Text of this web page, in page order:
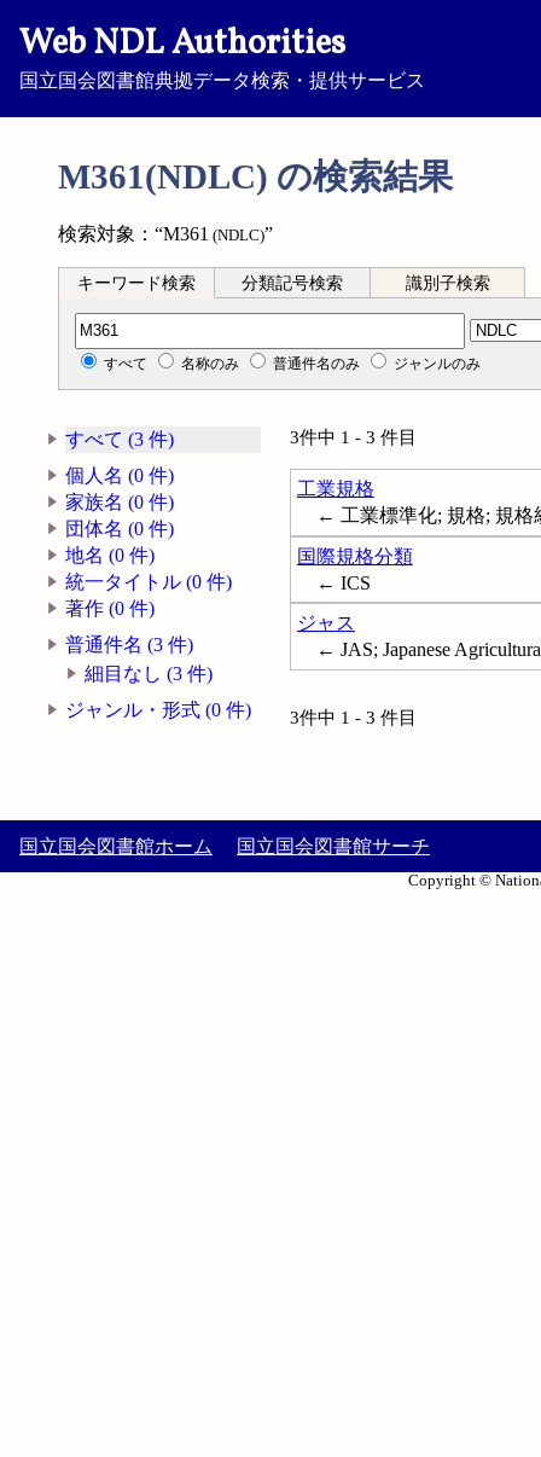
Web NDL Authorities
国立国会図書館典拠データ検索・提供サービス
M361(NDLC) の検索結果
検索対象：“M361 (NDLC)”
キーワード検索 分類記号検索 識別子検索
分類記号検索
すべて 名称のみ 普通件名のみ ジャンルのみ
すべて (3 件)
個人名 (0 件)
家族名 (0 件)
団体名 (0 件)
地名 (0 件)
統一タイトル (0 件)
著作 (0 件)
普通件名 (3 件)
細目なし (3 件)
ジャンル・形式 (0 件)
3件中 1 - 3 件目
工業規格
← 工業標準化; 規格; 規格
国際規格分類
← ICS
ジャス
← JAS; Japanese
3件中 1 - 3 件目
国立国会図書館ホーム 国立国会図書館サーチ
Copyright ©